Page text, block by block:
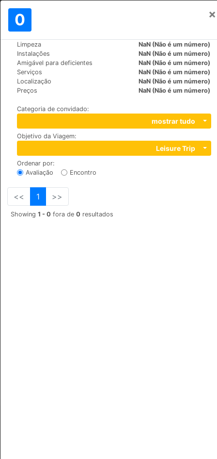
0 ×
Limpeza
NaN (Não é um número)
Instalações
NaN (Não é um número)
Amigável para deficientes
NaN (Não é um número)
Serviços
NaN (Não é um número)
Localização
NaN (Não é um número)
Preços
NaN (Não é um número)
Categoria de convidado:
mostrar tudo
Objetivo da Viagem:
Leisure Trip
Ordenar por:
Avaliação
Encontro
<< 1 >>
Showing 1 - 0 fora de 0 resultados
Mundo>Spain
Hotel Rural El Refugio
Calle Cruz de Tejeda S/N, 35328